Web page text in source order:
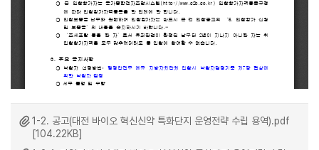
1-2. 공고(대전 바이오 혁신신약 특화단지 운영전략 수립 용역).pdf
[104.22KB]